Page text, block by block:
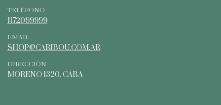
TELÉFONO
1172099999
EMAIL
SHOP@CARIBOU.COM.AR
DIRECCIÓN
MORENO 1320, CABA